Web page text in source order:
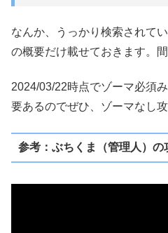
なんか、うっかり検索されて
の概要だけ載せておきます。間
2024/03/22時点でゾーマ必須
要あるのでぜひ、ゾーマなし攻
参考：ぶちくま（管理人）の